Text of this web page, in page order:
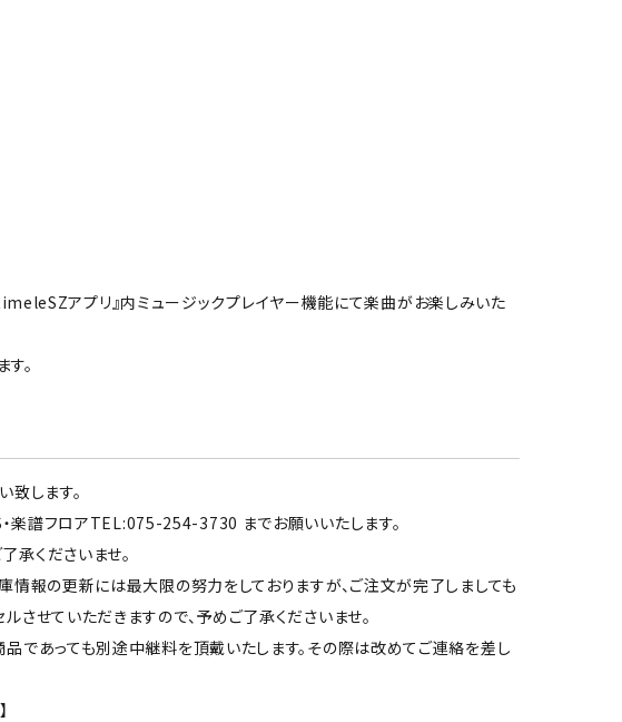
アプリ』内ミュージックプレイヤー機能にて楽曲がお楽しみいた
。
します。
譜フロアTEL:075-254-3730 までお願いいたします。
くださいませ。
報の更新には最大限の努力をしておりますが、ご注文が完了しましても
せていただきますので、予めご了承くださいませ。
であっても別途中継料を頂戴いたします。その際は改めてご連絡を差し